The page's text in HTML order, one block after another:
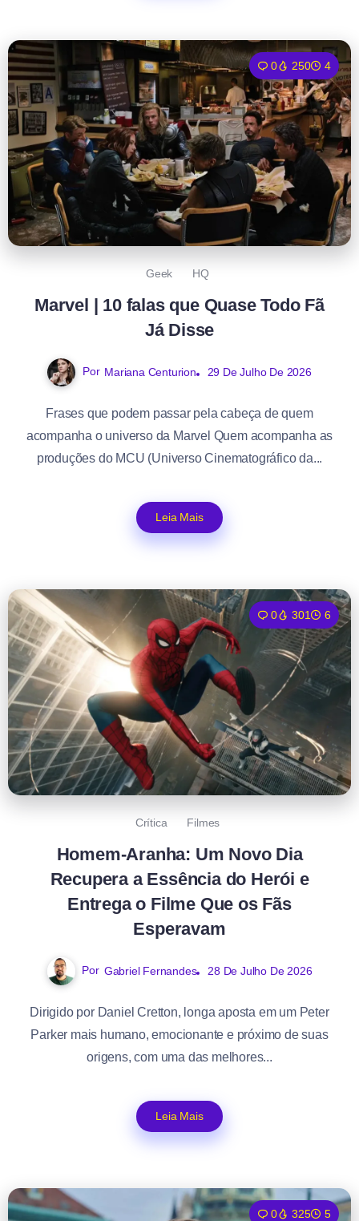
0 250 4
Geek HQ
Marvel | 10 falas que Quase Todo Fã
Já Disse
Por Mariana Centurion 29 De Julho De 2026
Frases que podem passar pela cabeça de quem
acompanha o universo da Marvel Quem acompanha as
produções do MCU (Universo Cinematográfico da...
Leia Mais
0 301 6
Crítica Filmes
Homem-Aranha: Um Novo Dia
Recupera a Essência do Herói e
Entrega o Filme Que os Fãs
Esperavam
Por Gabriel Fernandes 28 De Julho De 2026
Dirigido por Daniel Cretton, longa aposta em um Peter
Parker mais humano, emocionante e próximo de suas
origens, com uma das melhores...
Leia Mais
0 325 5